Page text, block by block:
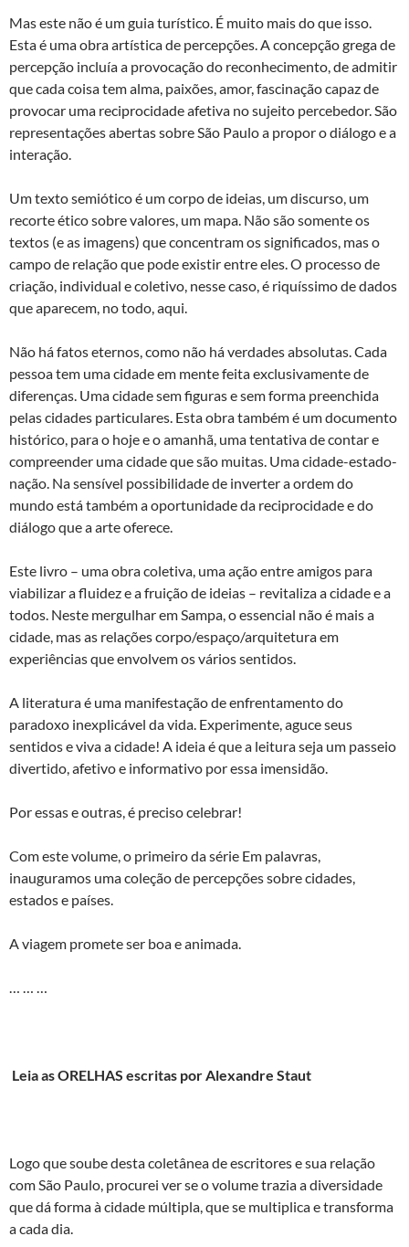
Mas este não é um guia turístico. É muito mais do que isso.
Esta é uma obra artística de percepções. A concepção grega de
percepção incluía a provocação do reconhecimento, de admitir
que cada coisa tem alma, paixões, amor, fascinação capaz de
provocar uma reciprocidade afetiva no sujeito percebedor. São
representações abertas sobre São Paulo a propor o diálogo e a
interação.
Um texto semiótico é um corpo de ideias, um discurso, um
recorte ético sobre valores, um mapa. Não são somente os
textos (e as imagens) que concentram os significados, mas o
campo de relação que pode existir entre eles. O processo de
criação, individual e coletivo, nesse caso, é riquíssimo de dados
que aparecem, no todo, aqui.
Não há fatos eternos, como não há verdades absolutas. Cada
pessoa tem uma cidade em mente feita exclusivamente de
diferenças. Uma cidade sem figuras e sem forma preenchida
pelas cidades particulares. Esta obra também é um documento
histórico, para o hoje e o amanhã, uma tentativa de contar e
compreender uma cidade que são muitas. Uma cidade-estado-
nação. Na sensível possibilidade de inverter a ordem do
mundo está também a oportunidade da reciprocidade e do
diálogo que a arte oferece.
Este livro – uma obra coletiva, uma ação entre amigos para
viabilizar a fluidez e a fruição de ideias – revitaliza a cidade e a
todos. Neste mergulhar em Sampa, o essencial não é mais a
cidade, mas as relações corpo/espaço/arquitetura em
experiências que envolvem os vários sentidos.
A literatura é uma manifestação de enfrentamento do
paradoxo inexplicável da vida. Experimente, aguce seus
sentidos e viva a cidade! A ideia é que a leitura seja um passeio
divertido, afetivo e informativo por essa imensidão.
Por essas e outras, é preciso celebrar!
Com este volume, o primeiro da série Em palavras,
inauguramos uma coleção de percepções sobre cidades,
estados e países.
A viagem promete ser boa e animada.
… … …
Leia as ORELHAS escritas por Alexandre Staut
Logo que soube desta coletânea de escritores e sua relação
com São Paulo, procurei ver se o volume trazia a diversidade
que dá forma à cidade múltipla, que se multiplica e transforma
a cada dia.